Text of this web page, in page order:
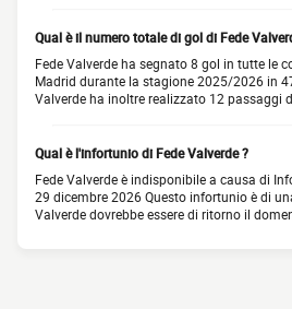
Qual è il numero totale di gol di Fede
Fede Valverde ha segnato 8 gol in tutte le
Madrid durante la stagione 2025/2026 in
Valverde ha inoltre realizzato 12 passaggi
Qual è l'infortunio di Fede Valverde ?
Fede Valverde è indisponibile a causa di
29 dicembre 2026 Questo infortunio è di
Valverde dovrebbe essere di ritorno il